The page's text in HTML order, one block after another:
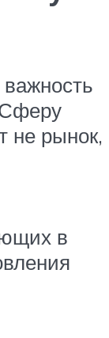
Сферу
не рынок,
в